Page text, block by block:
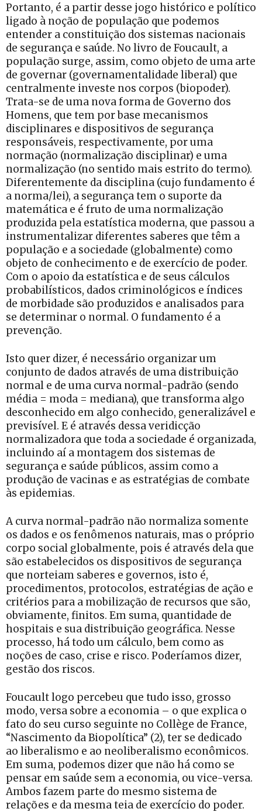
Portanto, é a partir desse jogo histórico e político
ligado à noção de população que podemos
entender a constituição dos sistemas nacionais
de segurança e saúde. No livro de Foucault, a
população surge, assim, como objeto de uma arte
de governar (governamentalidade liberal) que
centralmente investe nos corpos (biopoder).
Trata-se de uma nova forma de Governo dos
Homens, que tem por base mecanismos
disciplinares e dispositivos de segurança
responsáveis, respectivamente, por uma
normação (normalização disciplinar) e uma
normalização (no sentido mais estrito do termo).
Diferentemente da disciplina (cujo fundamento é
a norma/lei), a segurança tem o suporte da
matemática e é fruto de uma normalização
produzida pela estatística moderna, que passou a
instrumentalizar diferentes saberes que têm a
população e a sociedade (globalmente) como
objeto de conhecimento e de exercício de poder.
Com o apoio da estatística e de seus cálculos
probabilísticos, dados criminológicos e índices
de morbidade são produzidos e analisados para
se determinar o normal. O fundamento é a
prevenção.
Isto quer dizer, é necessário organizar um
conjunto de dados através de uma distribuição
normal e de uma curva normal-padrão (sendo
média = moda = mediana), que transforma algo
desconhecido em algo conhecido, generalizável e
previsível. E é através dessa veridicção
normalizadora que toda a sociedade é organizada,
incluindo aí a montagem dos sistemas de
segurança e saúde públicos, assim como a
produção de vacinas e as estratégias de combate
às epidemias.
A curva normal-padrão não normaliza somente
os dados e os fenômenos naturais, mas o próprio
corpo social globalmente, pois é através dela que
são estabelecidos os dispositivos de segurança
que norteiam saberes e governos, isto é,
procedimentos, protocolos, estratégias de ação e
critérios para a mobilização de recursos que são,
obviamente, finitos. Em suma, quantidade de
hospitais e sua distribuição geográfica. Nesse
processo, há todo um cálculo, bem como as
noções de caso, crise e risco. Poderíamos dizer,
gestão dos riscos.
Foucault logo percebeu que tudo isso, grosso
modo, versa sobre a economia – o que explica o
fato do seu curso seguinte no Collège de France,
“Nascimento da Biopolítica” (2), ter se dedicado
ao liberalismo e ao neoliberalismo econômicos.
Em suma, podemos dizer que não há como se
pensar em saúde sem a economia, ou vice-versa.
Ambos fazem parte do mesmo sistema de
relações e da mesma teia de exercício do poder.